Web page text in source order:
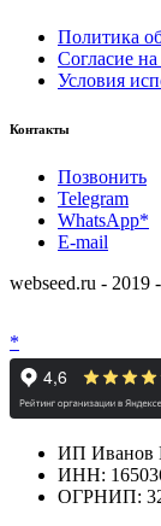
Политика
Согласие
Условия
Контакты
Позвонить
Telegram
WhatsApp*
E-mail
webseed.ru - 2019
*
ИП Иванов
ИНН:
ОГРНИП: